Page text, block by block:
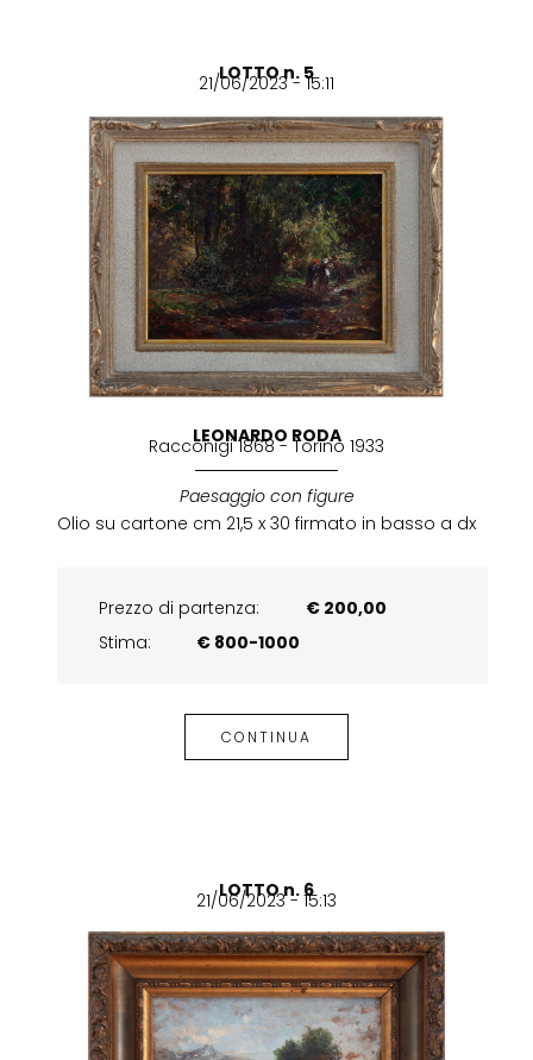
LOTTO n. 5
21/06/2023 - 15:11
LEONARDO RODA
Racconigi 1868 - Torino 1933
Paesaggio con figure
Olio su cartone cm 21,5 x 30 firmato in basso a dx
Prezzo di partenza:
€ 200,00
Stima:
€ 800-1000
CONTINUA
LOTTO n. 6
21/06/2023 - 15:13